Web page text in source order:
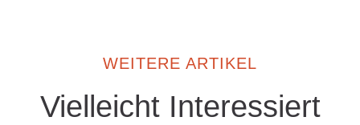
WEITERE ARTIKEL
Vielleicht Interessiert